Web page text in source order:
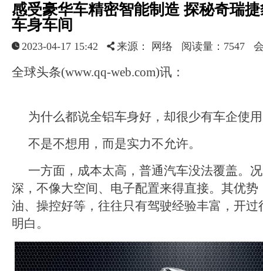
感受豪华车精密智能制造 探秘奇瑞
车身车间
2023-04-17 15:42 来源： 网络 阅读量：7547
全球头条(www.qq-web.com)讯：
为什么都说全铝车身好，却很少有车企使
不是不想用，而是实力不允许。
一方面，成本太高，普通汽车没法覆盖。
深，不像大空间、电子配置来得直接。其优势
油、操控好等，往往只有驾驶经验丰富，开
明白。